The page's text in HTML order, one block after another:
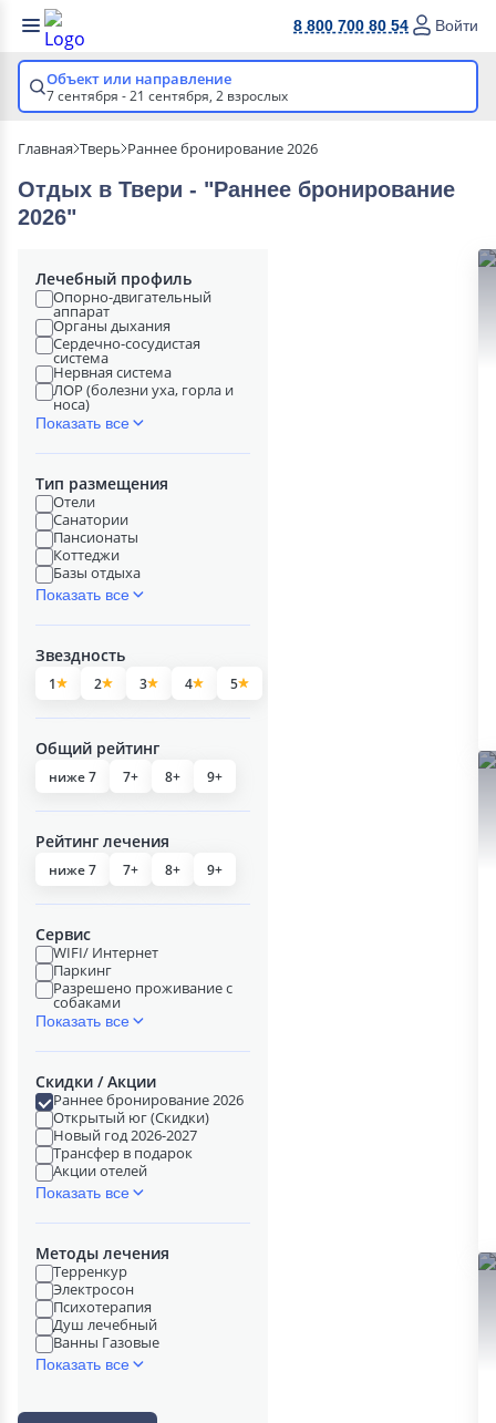
8 800 700 80 54 Войти
Объект или направление
7 сентября - 21 сентября, 2 взрослых
Главная Тверь Раннее бронирование 2026
Отдых в Твери - "Раннее бронирование
2026"
Лечебный профиль
Опорно-двигательный
аппарат
Органы дыхания
Сердечно-сосудистая
система
Нервная система
ЛОР (болезни уха, горла и
носа)
Показать все
Тип размещения
Отели
Санатории
Пансионаты
Коттеджи
Базы отдыха
Показать все
Звездность
1 2 3 4 5
Общий рейтинг
ниже 7 7+ 8+ 9+
Рейтинг лечения
ниже 7 7+ 8+ 9+
Сервис
WIFI/ Интернет
Паркинг
Разрешено проживание с
собаками
Показать все
Скидки / Акции
Раннее бронирование 2026
Открытый юг (Скидки)
Новый год 2026-2027
Трансфер в подарок
Акции отелей
Показать все
Методы лечения
Терренкур
Электросон
Психотерапия
Душ лечебный
Ванны Газовые
Показать все